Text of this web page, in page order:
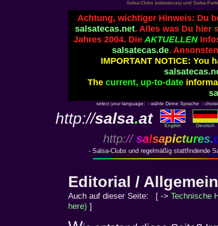
Salsa-Clubs (salsatecas) und Salsa-
Achtung, wichtiger Hinweis: Du
salsatecas.net. Alles was Du hier
Jahres 2004. Die AKTUELLEN
salsatecas.de.
IMPORTANT NOTICE: You
The current, up-to-date
select your language: - wähle Deine Sprache -
http://salsa.at English Deutsch
http:// salsapictures.
- Salsa-Clubs und regelmäßig stattfindende
Editorial /
Auch auf dieser Seite: [ -> Technische
here) ]